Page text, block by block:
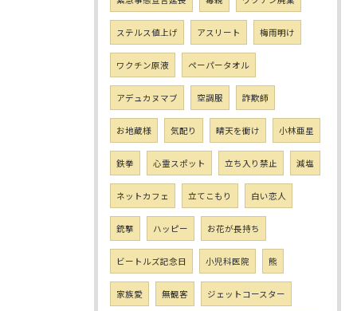
ステルス値上げ アスリート 梅雨明け
ワクチン原液 ペーパータオル
アデュカヌマブ 空調服 詐欺師
お地蔵様 気配り 晴天を衝け 小林亜星
鉄拳 心霊スポット 立ち入り禁止 減塩
ネットカフェ 立てこもり 白い恋人
銃撃 ハッピー お花が長持ち
ビートルズ記念日 小児科医院 熊
家族愛 無観客 ジェットコースター